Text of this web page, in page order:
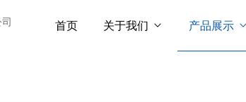
首页 关于我们 产品展示